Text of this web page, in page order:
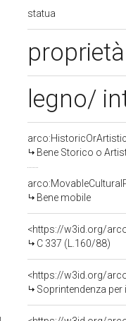
statua
legno/
Bene Storico o
Bene mobile
<https://w3id.org/
C 337 (L.160/88)
<https://w3id.org/
Soprintendenza